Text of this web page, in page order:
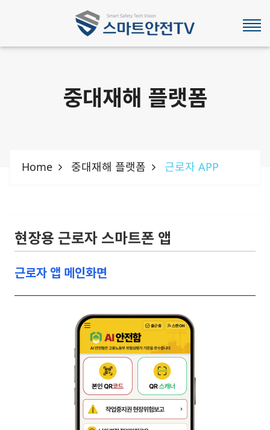
중대재해 플랫폼
Home 중대재해 플랫폼 근로자 APP
현장용 근로자 스마트폰 앱
근로자 앱 메인화면